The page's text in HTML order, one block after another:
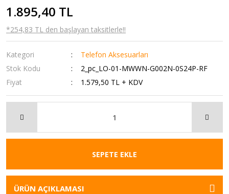
1.895,40 TL
*254,83 TL den başlayan taksitlerle!!
Kategori
Telefon Aksesuarları
Stok Kodu
2_pc_LO-01-MWWN-G002N-0S24P-RF
Fiyat
1.579,50 TL + KDV
SEPETE EKLE
ÜRÜN AÇIKLAMASI